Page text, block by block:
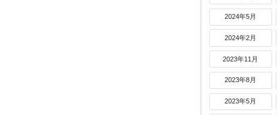
2024年5月
2024年2月
2023年11月
2023年8月
2023年5月